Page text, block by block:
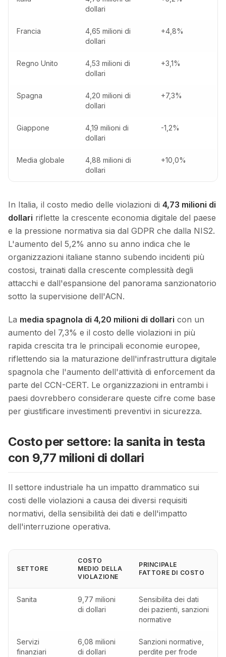
dollari
Francia
4,65 milioni di
dollari
+4,8%
Regno Unito
4,53 milioni di
dollari
+3,1%
Spagna
4,20 milioni di
dollari
+7,3%
Giappone
4,19 milioni di
dollari
-1,2%
Media globale
4,88 milioni di
dollari
+10,0%
In Italia, il costo medio delle violazioni di 4,73 milioni di
dollari riflette la crescente economia digitale del paese
e la pressione normativa sia dal GDPR che dalla NIS2.
L'aumento del 5,2% anno su anno indica che le
organizzazioni italiane stanno subendo incidenti più
costosi, trainati dalla crescente complessità degli
attacchi e dall'espansione del panorama sanzionatorio
sotto la supervisione dell'ACN.
La media spagnola di 4,20 milioni di dollari con un
aumento del 7,3% e il costo delle violazioni in più
rapida crescita tra le principali economie europee,
riflettendo sia la maturazione dell'infrastruttura digitale
spagnola che l'aumento dell'attività di enforcement da
parte del CCN-CERT. Le organizzazioni in entrambi i
paesi dovrebbero considerare queste cifre come base
per giustificare investimenti preventivi in sicurezza.
Costo per settore: la sanita in testa
con 9,77 milioni di dollari
Il settore industriale ha un impatto drammatico sui
costi delle violazioni a causa dei diversi requisiti
normativi, della sensibilità dei dati e dell'impatto
dell'interruzione operativa.
SETTORE
COSTO
MEDIO DELLA
VIOLAZIONE
PRINCIPALE
FATTORE DI COSTO
Sanita
9,77 milioni
di dollari
Sensibilita dei dati
dei pazienti, sanzioni
normative
Servizi
finanziari
6,08 milioni
di dollari
Sanzioni normative,
perdite per frode